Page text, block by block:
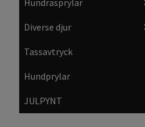
Diverse djur
Tassavtryck
Hundprylar
JULPYNT